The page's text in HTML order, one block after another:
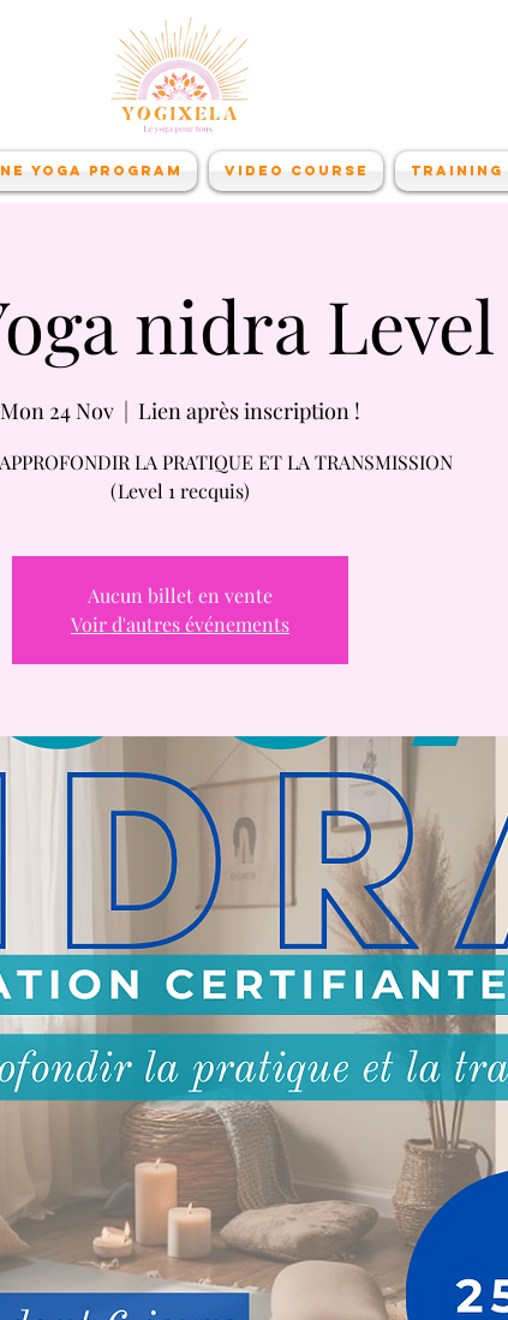
Yoga Program Video course
nidra Level
Mon 24 Nov
  |
Lien après inscription !
LA PRATIQUE ET LA TRANSMISSION
(Level 1 recquis)
Aucun billet en vente
Voir d'autres événements